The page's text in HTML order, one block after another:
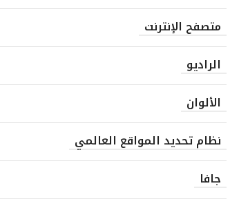
متصفح الإنترنت
الراديو
الألوان
نظام تحديد المواقع العالمي
جافا